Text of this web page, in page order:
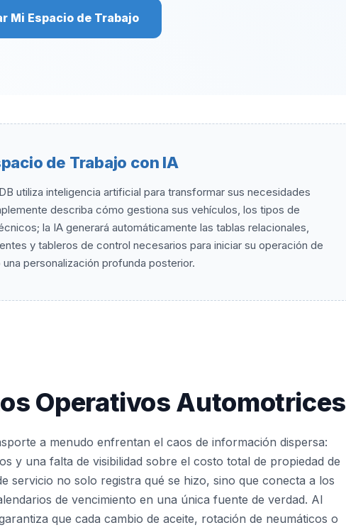
Mi Espacio de Trabajo
de Trabajo con IA
utiliza inteligencia artificial para transformar sus necesidades
describa cómo gestiona sus vehículos, los tipos de
la IA generará automáticamente las tablas relacionales,
y tableros de control necesarios para iniciar su operación de
personalización profunda posterior.
Operativos Automotrices
a menudo enfrentan el caos de información dispersa:
y una falta de visibilidad sobre el costo total de propiedad de
servicio no solo registra qué se hizo, sino que conecta a los
de vencimiento en una única fuente de verdad. Al
que cada cambio de aceite, rotación de neumáticos o